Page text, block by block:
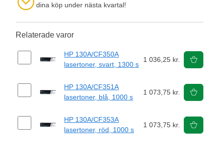
dina köp under nästa kvartal!
Relaterade varor
HP 130A/CF350A
lasertoner, svart, 1300 s
1 036,25 kr.
HP 130A/CF351A
lasertoner, blå, 1000 s
1 073,75 kr.
HP 130A/CF353A
lasertoner, röd, 1000 s
1 073,75 kr.